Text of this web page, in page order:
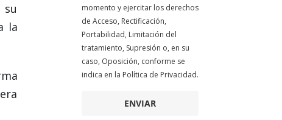
su
la
momento y ejercitar los derechos
de Acceso, Rectificación,
Portabilidad, Limitación del
tratamiento, Supresión o, en su
caso, Oposición, conforme se
indica en la Política de Privacidad.
ENVIAR